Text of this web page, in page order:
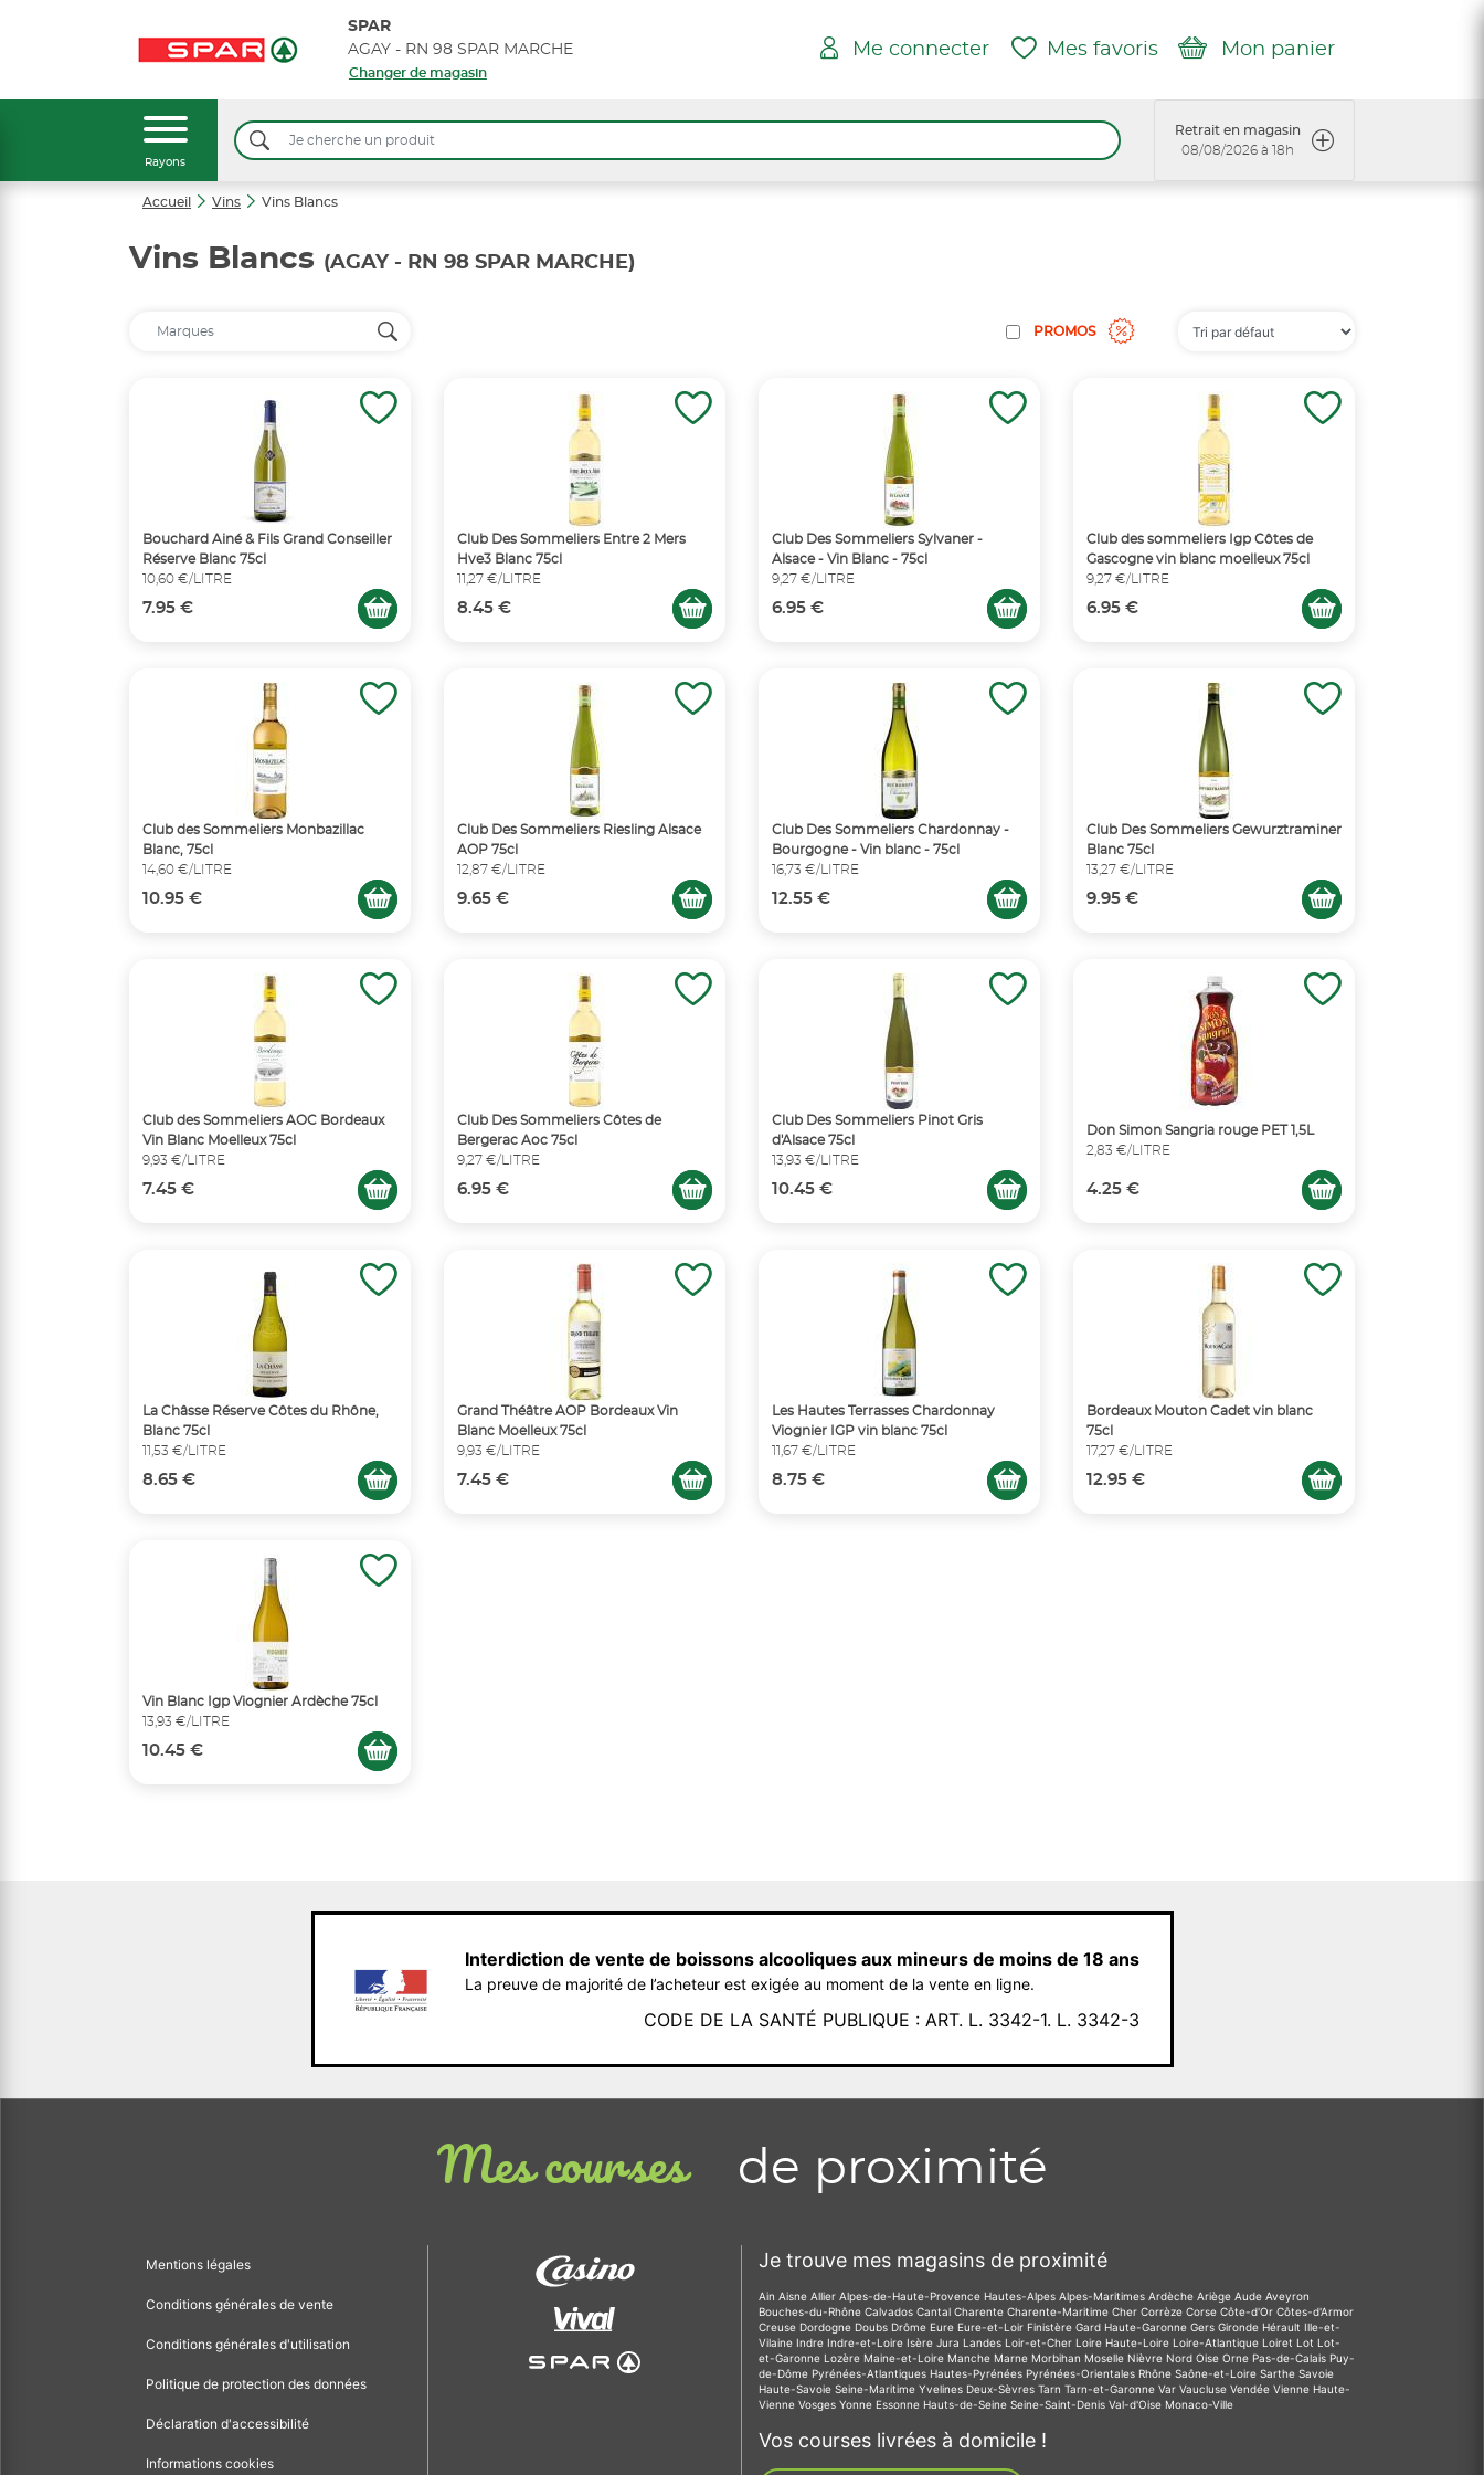
SPAR
AGAY - RN 98 SPAR MARCHE
Changer de magasin
Me connecter Mes favoris Mon panier
Rayons
Retrait en magasin
08/08/2026 à 18h
Accueil Vins Vins Blancs
Vins Blancs (AGAY - RN 98 SPAR MARCHE)
PROMOS
Bouchard Ainé & Fils Grand Conseiller
Réserve Blanc 75cl
10,60 €/LITRE
7.95 €
Club Des Sommeliers Entre 2 Mers
Hve3 Blanc 75cl
11,27 €/LITRE
8.45 €
Club Des Sommeliers Sylvaner -
Alsace - Vin Blanc - 75cl
9,27 €/LITRE
6.95 €
Club des sommeliers Igp Côtes de
Gascogne vin blanc moelleux 75cl
9,27 €/LITRE
6.95 €
Club des Sommeliers Monbazillac
Blanc, 75cl
14,60 €/LITRE
10.95 €
Club Des Sommeliers Riesling Alsace
AOP 75cl
12,87 €/LITRE
9.65 €
Club Des Sommeliers Chardonnay -
Bourgogne - Vin blanc - 75cl
16,73 €/LITRE
12.55 €
Club Des Sommeliers Gewurztraminer
Blanc 75cl
13,27 €/LITRE
9.95 €
Club des Sommeliers AOC Bordeaux
Vin Blanc Moelleux 75cl
9,93 €/LITRE
7.45 €
Club Des Sommeliers Côtes de
Bergerac Aoc 75cl
9,27 €/LITRE
6.95 €
Club Des Sommeliers Pinot Gris
d'Alsace 75cl
13,93 €/LITRE
10.45 €
Don Simon Sangria rouge PET 1,5L
2,83 €/LITRE
4.25 €
La Châsse Réserve Côtes du Rhône,
Blanc 75cl
11,53 €/LITRE
8.65 €
Grand Théâtre AOP Bordeaux Vin
Blanc Moelleux 75cl
9,93 €/LITRE
7.45 €
Les Hautes Terrasses Chardonnay
Viognier IGP vin blanc 75cl
11,67 €/LITRE
8.75 €
Bordeaux Mouton Cadet vin blanc
75cl
17,27 €/LITRE
12.95 €
Vin Blanc Igp Viognier Ardèche 75cl
13,93 €/LITRE
10.45 €
Interdiction de vente de boissons alcooliques aux mineurs de moins de 18 ans
La preuve de majorité de l’acheteur est exigée au moment de la vente en ligne.
CODE DE LA SANTÉ PUBLIQUE : ART. L. 3342-1. L. 3342-3
Mes courses de proximité
Mentions légales
Conditions générales de vente
Conditions générales d'utilisation
Politique de protection des données
Déclaration d'accessibilité
Informations cookies
Je trouve mes magasins de proximité
Ain Aisne Allier Alpes-de-Haute-Provence Hautes-Alpes Alpes-Maritimes Ardèche Ariège Aude Aveyron
Bouches-du-Rhône Calvados Cantal Charente Charente-Maritime Cher Corrèze Corse Côte-d'Or Côtes-d'Armor
Creuse Dordogne Doubs Drôme Eure Eure-et-Loir Finistère Gard Haute-Garonne Gers Gironde Hérault Ille-et-
Vilaine Indre Indre-et-Loire Isère Jura Landes Loir-et-Cher Loire Haute-Loire Loire-Atlantique Loiret Lot Lot-
et-Garonne Lozère Maine-et-Loire Manche Marne Morbihan Moselle Nièvre Nord Oise Orne Pas-de-Calais Puy-
de-Dôme Pyrénées-Atlantiques Hautes-Pyrénées Pyrénées-Orientales Rhône Saône-et-Loire Sarthe Savoie
Haute-Savoie Seine-Maritime Yvelines Deux-Sèvres Tarn Tarn-et-Garonne Var Vaucluse Vendée Vienne Haute-
Vienne Vosges Yonne Essonne Hauts-de-Seine Seine-Saint-Denis Val-d'Oise Monaco-Ville
Vos courses livrées à domicile !